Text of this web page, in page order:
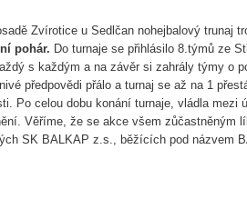
Zvírotice u Sedlčan nohejbalový trunaj
pohár. Do turnaje se přihlásilo 8.týmů ze
s každým a na závěr si zahrály týmy o
předpovědi přálo a turnaj se až na 1
Po celou dobu konání turnaje, vládla mezi
Věříme, že se akce všem zůčastněným
SK BALKAP z.s., běžících pod názvem